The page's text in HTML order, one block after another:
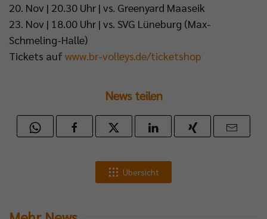
20. Nov | 20.30 Uhr | vs. Greenyard Maaseik
23. Nov | 18.00 Uhr | vs. SVG Lüneburg (Max-
Schmeling-Halle)
Tickets auf www.br-volleys.de/ticketshop
News teilen
Übersicht